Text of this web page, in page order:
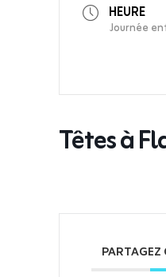
HEURE
Journée
Têtes à
PARTAGEZ